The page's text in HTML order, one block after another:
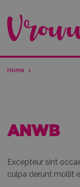
Home
ANWB
Excepteur sint
culpa derunt mollit